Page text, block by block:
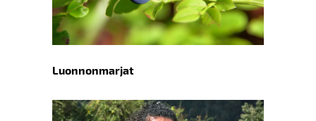
Luonnonmarjat